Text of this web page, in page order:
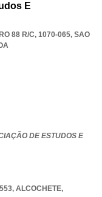
E
88 R/C, 1070-065, SAO
DE ESTUDOS E
, ALCOCHETE,